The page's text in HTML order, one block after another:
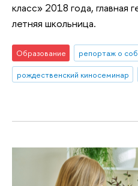
класс» 2018 года, главная
летняя школьница.
Образование
репортаж о
рождественский киносеминар